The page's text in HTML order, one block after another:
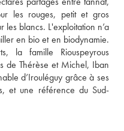
les rouges, petit et gros
les blancs. L'exploitation n’a
en bio et en biodynamie.
la famille Riouspeyrous
de Thérèse et Michel, Iban
d’Irouléguy grâce à ses
et une référence du Sud-